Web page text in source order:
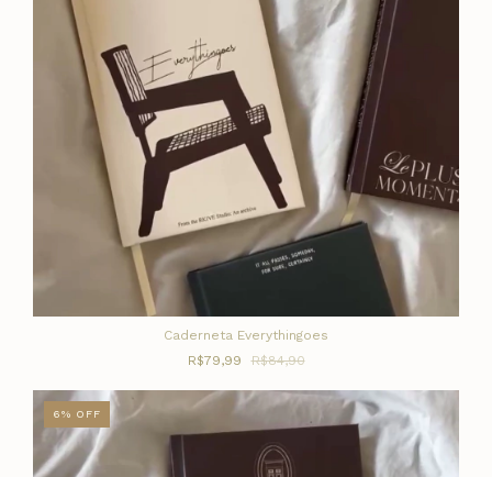
Caderneta Everythingoes
R$79,99
R$84,90
6% OFF